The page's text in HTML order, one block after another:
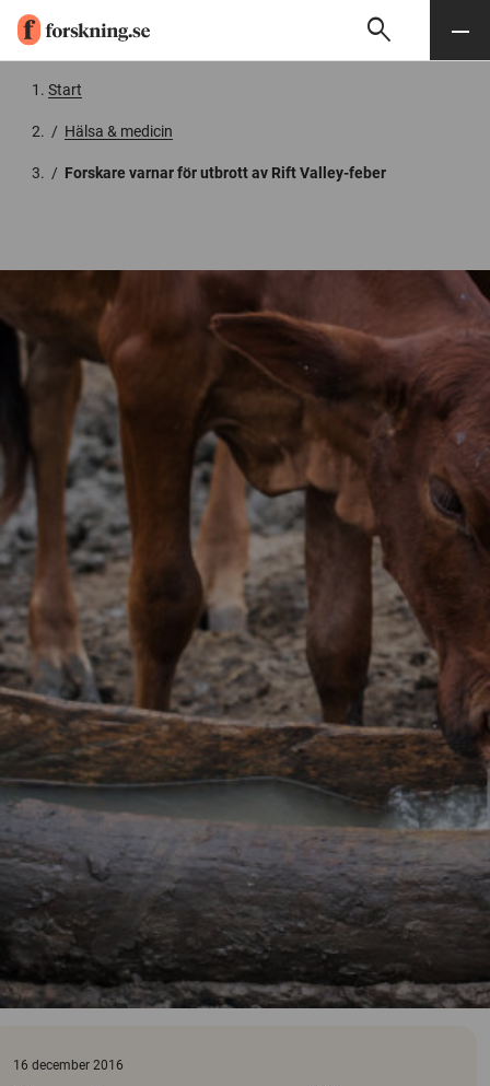
Söksearch Meny
Start
/ Hälsa & medicin
/ Forskare varnar för utbrott av Rift Valley-feber
16 december 2016